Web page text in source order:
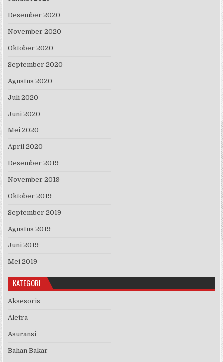
Desember 2020
November 2020
Oktober 2020
September 2020
Agustus 2020
Juli 2020
Juni 2020
Mei 2020
April 2020
Desember 2019
November 2019
Oktober 2019
September 2019
Agustus 2019
Juni 2019
Mei 2019
KATEGORI
Aksesoris
Aletra
Asuransi
Bahan Bakar